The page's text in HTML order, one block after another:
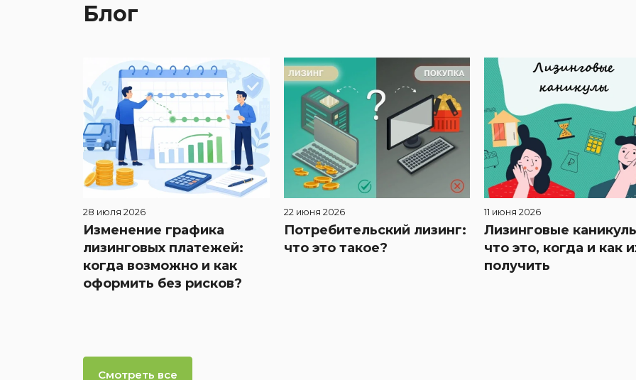
Блог
28 июля 2026
Изменение графика
лизинговых платежей:
когда возможно и как
оформить без рисков?
22 июня 2026
Потребительский лизинг:
что это такое?
11 июня 2026
Лизинговые
что это, когда и как
получить
Смотреть все